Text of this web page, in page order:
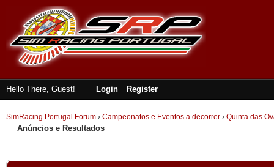
Hello There, Guest! Login Register
SimRacing Portugal Forum › Campeonatos e Eventos a decorrer › Quinta das
Anúncios e Resultados